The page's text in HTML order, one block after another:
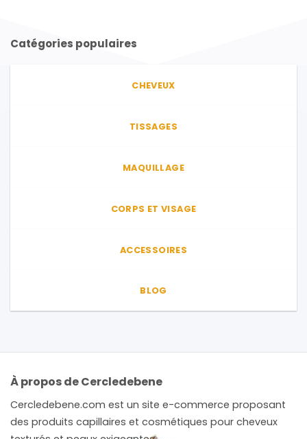
Catégories populaires
CHEVEUX
TISSAGES
MAQUILLAGE
CORPS ET VISAGE
ACCESSOIRES
BLOG
À propos de Cercledebene
Cercledebene.com est un site e-commerce proposant
des produits capillaires et cosmétiques pour cheveux